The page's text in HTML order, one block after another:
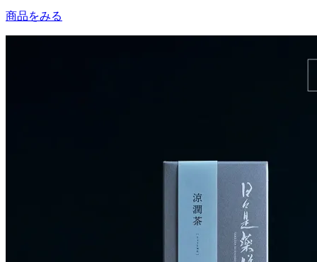
商品をみる